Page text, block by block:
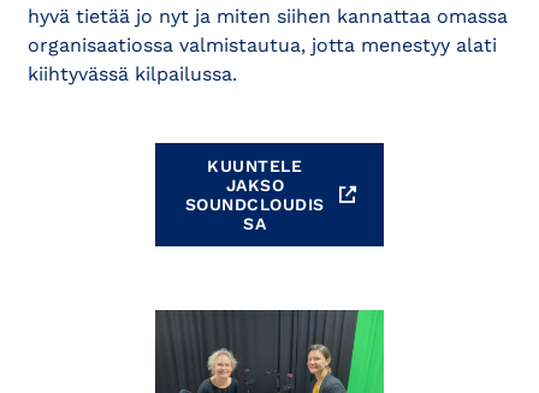
hyvä tietää jo nyt ja miten siihen kannattaa omassa
organisaatiossa valmistautua, jotta menestyy alati
kiihtyvässä kilpailussa.
KUUNTELE
JAKSO
SOUNDCLOUDIS
SA